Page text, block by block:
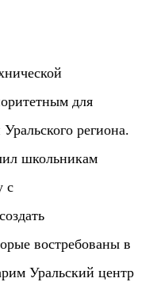
для
региона.
школьникам
с
востребованы в
Уральский центр
ул.